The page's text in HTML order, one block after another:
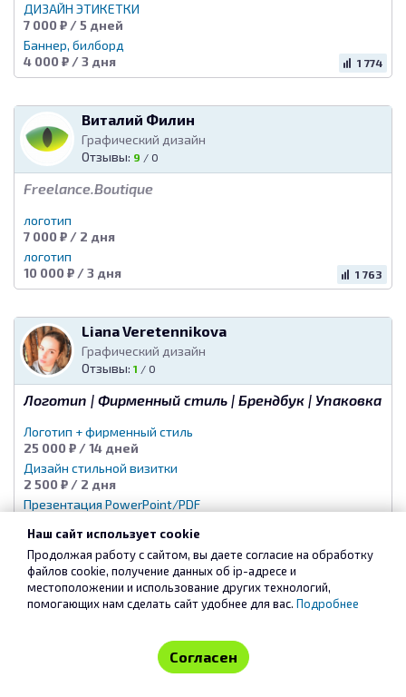
ДИЗАЙН ЭТИКЕТКИ
7 000 ₽ / 5 дней
Баннер, билборд
4 000 ₽ / 3 дня
1 774
Виталий Филин
Графический дизайн
Отзывы: 9 / 0
Freelance.Boutique
логотип
7 000 ₽ / 2 дня
логотип
10 000 ₽ / 3 дня
1 763
Liana Veretennikova
Графический дизайн
Отзывы: 1 / 0
Логотип | Фирменный стиль | Брендбук | Упаковка
Логотип + фирменный стиль
25 000 ₽ / 14 дней
Дизайн стильной визитки
2 500 ₽ / 2 дня
Презентация PowerPoint/PDF
Андрей Бычков
Копирайтинг и Нейминг
Жизнь - это сейчас
Наш сайт использует cookie
Продолжая работу с сайтом, вы даете согласие на обработку
файлов cookie, получение данных об ip-адресе и
местоположении и использование других технологий,
помогающих нам сделать сайт удобнее для вас. Подробнее
Согласен